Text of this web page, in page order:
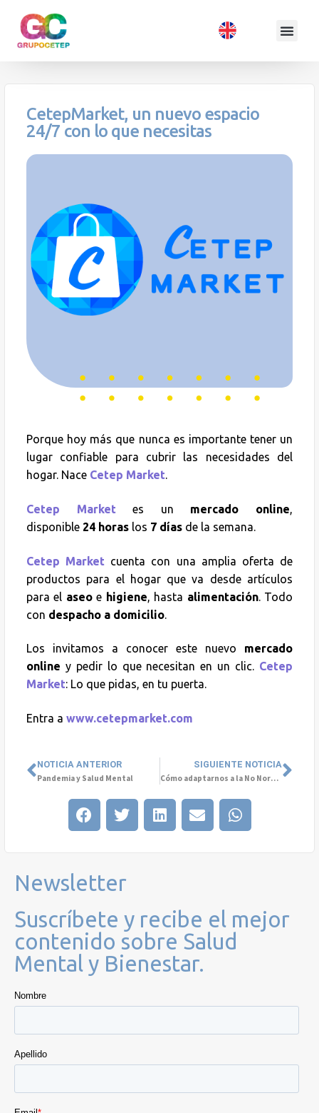
CetepMarket, un nuevo espacio
24/7 con lo que necesitas
Porque hoy más que nunca es importante tener un
lugar confiable para cubrir las necesidades del
hogar. Nace Cetep Market.
Cetep Market es un mercado online,
disponible 24 horas los 7 días de la semana.
Cetep Market cuenta con una amplia oferta de
productos para el hogar que va desde artículos
para el aseoe higiene , hasta alimentación. Todo
con despacho a domicilio
Los invitamos a conocer este nuevo mercado
online y pedir lo que necesitan en un clic. Cetep
Market: Lo que pidas, en tu puerta.
Entra a www.cetepmarket.com
NOTICIA ANTERIOR
Pandemia y Salud Mental
SIGUIENTE NOTICIA
Cómo adaptarnos a la No Normalidad
Newsletter
Suscríbete y recibe el mejor
contenido sobre Salud
Mental y Bienestar.